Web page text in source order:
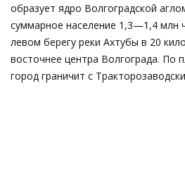
образует ядро Волгоградской
суммарное население 1,3—1,4 млн
левом берегу реки Ахтубы в 20
восточнее центра Волгограда. По
город граничит с